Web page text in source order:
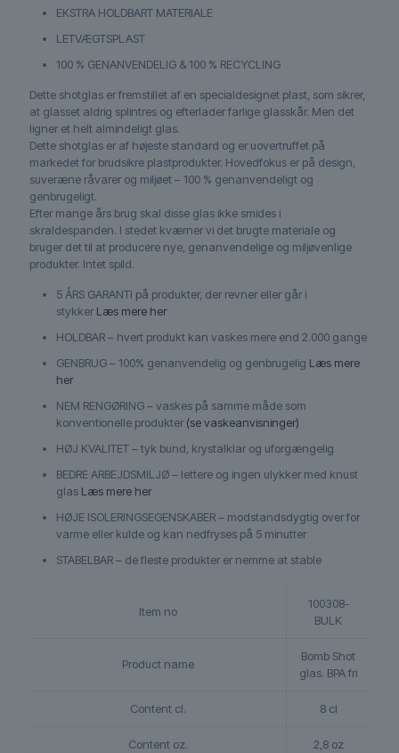
EKSTRA HOLDBART MATERIALE
LETVÆGTSPLAST
100 % GENANVENDELIG & 100 % RECYCLING
Dette shotglas er fremstillet af en specialdesignet plast, som sikrer,
at glasset aldrig splintres og efterlader farlige glasskår. Men det
ligner et helt almindeligt glas.
Dette shotglas er af højeste standard og er uovertruffet på
markedet for brudsikre plastprodukter. Hovedfokus er på design,
suveræne råvarer og miljøet – 100 % genanvendeligt og
genbrugeligt.
Efter mange års brug skal disse glas ikke smides i
skraldespanden. I stedet kværner vi det brugte materiale og
bruger det til at producere nye, genanvendelige og miljøvenlige
produkter. Intet spild.
5 ÅRS GARANTI på produkter, der revner eller går i
stykkerLæs mere her
HOLDBAR – hvert produkt kan vaskes mere end 2.000 gange
GENBRUG – 100% genanvendelig og genbrugelig Læs mere
her
NEM RENGØRING – vaskes på samme måde som
konventionelle produkter(se vaskeanvisninger)
HØJ KVALITET – tyk bund, krystalklar og uforgængelig
BEDRE ARBEJDSMILJØ – lettere og ingen ulykker med knust
glas Læs mere her
HØJE ISOLERINGSEGENSKABER – modstandsdygtig over for
varme eller kulde og kan nedfryses på 5 minutter
STABELBAR – de fleste produkter er nemme at stable
Item no
100308-
BULK
Product name
Bomb Shot
glas. BPA fri
Content cl. 8 cl
Content oz. 2,8 oz